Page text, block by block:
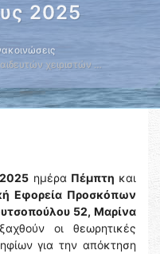
2025
χειριστών …
ημέρα Πέμπτη και
Εφορεία Προσκόπων
52, Μαρίνα
οι θεωρητικές
για την απόκτηση